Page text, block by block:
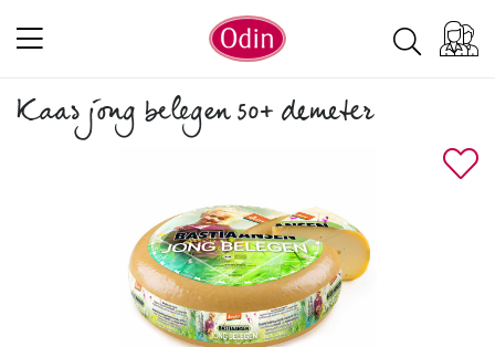
Kaas jong belegen 50+ demeter